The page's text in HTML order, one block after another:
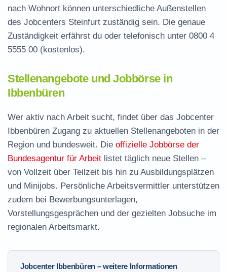
nach Wohnort können unterschiedliche Außenstellen
des Jobcenters Steinfurt zuständig sein. Die genaue
Zuständigkeit erfährst du oder telefonisch unter 0800 4
5555 00 (kostenlos).
Stellenangebote und Jobbörse in
Ibbenbüren
Wer aktiv nach Arbeit sucht, findet über das Jobcenter
Ibbenbüren Zugang zu aktuellen Stellenangeboten in der
Region und bundesweit. Die offizielle Jobbörse der
Bundesagentur für Arbeit listet täglich neue Stellen –
von Vollzeit über Teilzeit bis hin zu Ausbildungsplätzen
und Minijobs. Persönliche Arbeitsvermittler unterstützen
zudem bei Bewerbungsunterlagen,
Vorstellungsgesprächen und der gezielten Jobsuche im
regionalen Arbeitsmarkt.
Jobcenter Ibbenbüren – weitere Informationen